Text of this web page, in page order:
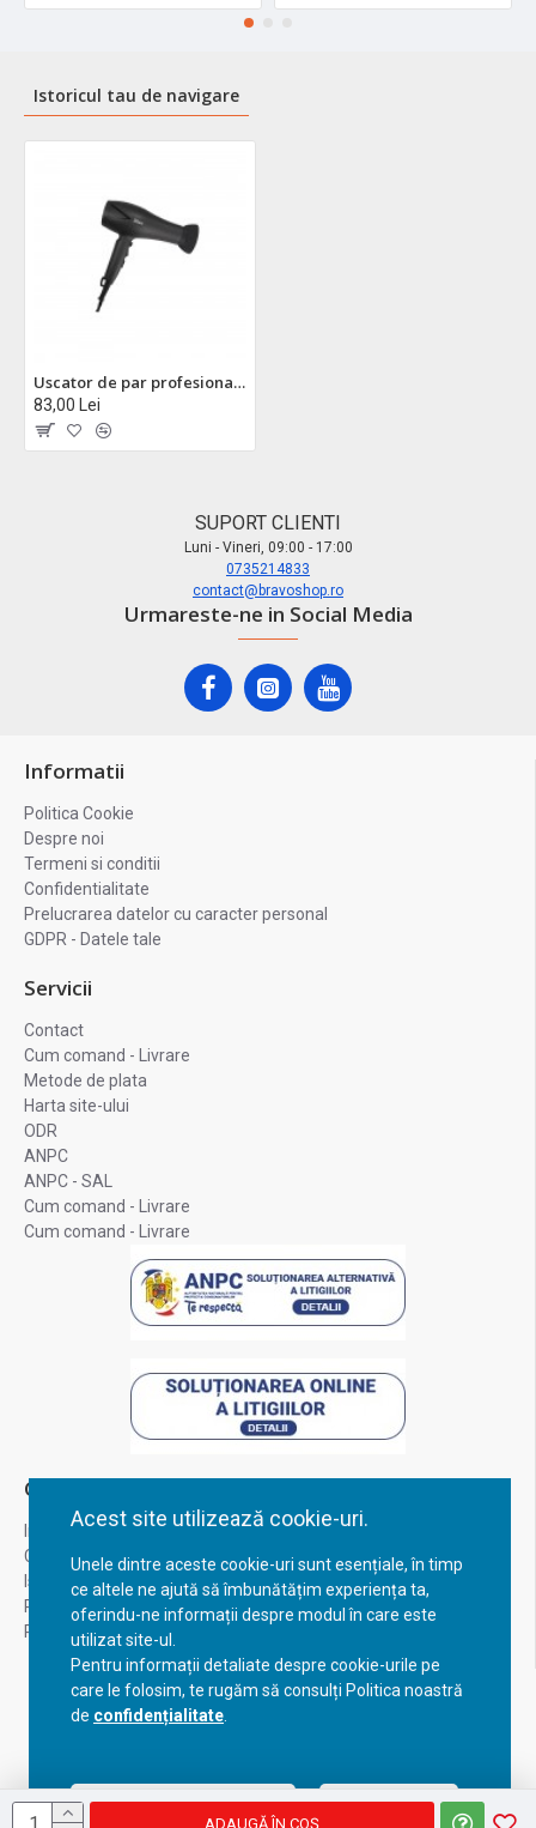
Acest site utilizează cookie-uri.
Unele dintre aceste cookie-uri sunt esențiale, în timp
ce altele ne ajută să îmbunătățim experiența ta,
oferindu-ne informații despre modul în care este
utilizat site-ul.
Pentru informații detaliate despre cookie-urile pe
care le folosim, te rugăm să consulți Politica noastră
de confidențialitate
Acceptă setările curente Configurează
ADAUGĂ ÎN COŞ
Istoricul tau de navigare
Uscator de par profesional zilan zln4872, 2000w, 2 viteze + aer rece, protectie supraincalzire
83,00 Lei
SUPORT CLIENTI
Luni - Vineri, 09:00 - 17:00
0735214833
contact@bravoshop.ro
Urmareste-ne in Social Media
Informatii
Politica Cookie
Despre noi
Termeni si conditii
Confidentialitate
Prelucrarea datelor cu caracter personal
GDPR - Datele tale
Servicii
Contact
Cum comand - Livrare
Metode de plata
Harta site-ului
ODR
ANPC
ANPC - SAL
Cum comand - Livrare
Cum comand - Livrare
Contul Meu
Inregistrare
Contul meu
Istoric comenzi
Recuperare parola
Returnare produs